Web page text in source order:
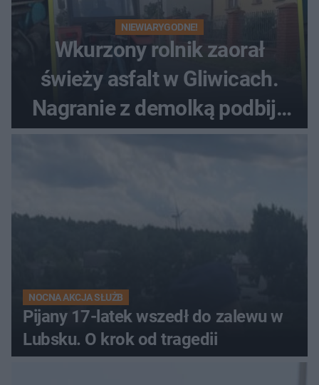
NIEWIARYGODNE!
Wkurzony rolnik zaorał
świeży asfalt w Gliwicach.
Nagranie z demolką podbija
sieć
NOCNA AKCJA SŁUŻB
Pijany 17-latek wszedł do zalewu w
Lubsku. O krok od tragedii